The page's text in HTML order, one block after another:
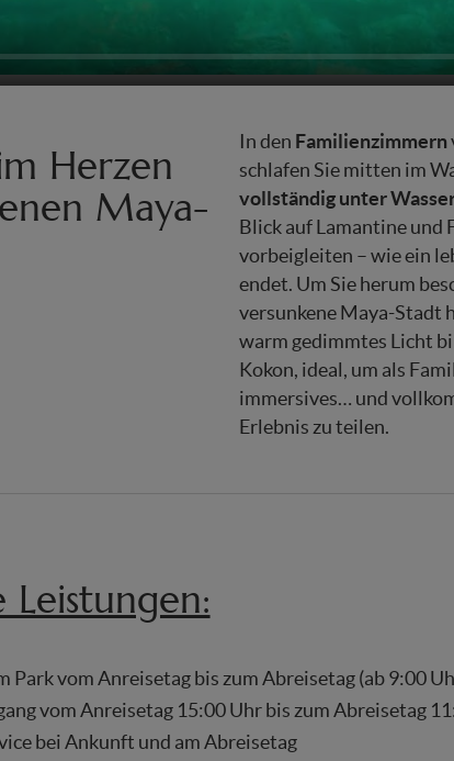
Herzen
Maya-
In den Familienzimmern
schlafen Sie mitten im
vollständig unter
Blick auf Lamantine und
vorbeigleiten – wie ein
endet. Um Sie herum
versunkene Maya-Stadt
warm gedimmtes Licht
Kokon, ideal, um als
immersives… und
Erlebnis zu teilen.
Leistungen:
Park vom Anreisetag bis zum Abreisetag (ab 9:00
vom Anreisetag 15:00 Uhr bis zum Abreisetag
bei Ankunft und am Abreisetag